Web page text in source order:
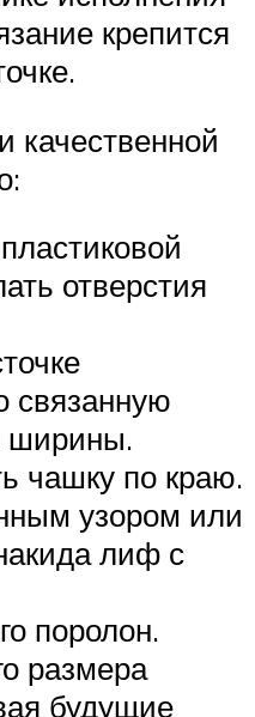
крепится
отверстия
связанную
ширины.
чашку по краю.
узором или
лиф с
поролон.
размера
будущие